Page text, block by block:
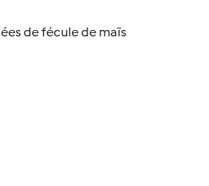
de fécule de maïs